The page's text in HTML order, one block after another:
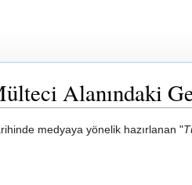
Alanındaki
medyaya yönelik hazırlanan "